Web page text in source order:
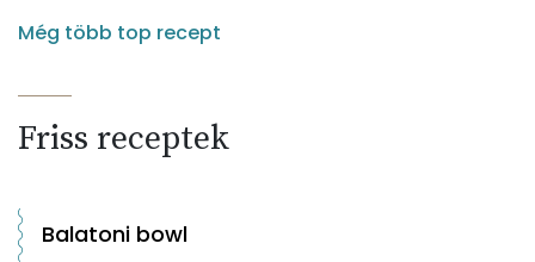
Még több top recept
Friss receptek
Balatoni bowl